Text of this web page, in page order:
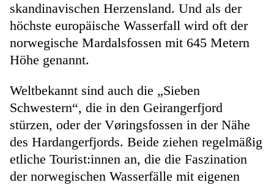
skandinavischen Herzensland. Und als der
höchste europäische Wasserfall wird oft der
norwegische Mardalsfossen mit 645 Metern
Höhe genannt.
Weltbekannt sind auch die „Sieben
Schwestern“, die in den Geirangerfjord
stürzen, oder der Vøringsfossen in der Nähe
des Hardangerfjords. Beide ziehen regelmäßig
etliche Tourist:innen an, die die Faszination
der norwegischen Wasserfälle mit eigenen